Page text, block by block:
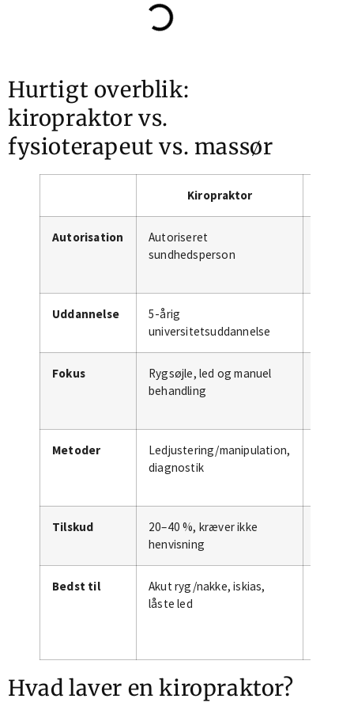
Hurtigt overblik:
kiropraktor vs.
fysioterapeut vs. massør
Kiropraktor
Autorisation
Autoriseret
sundhedsperson
Uddannelse
5-årig
universitetsuddannelse
Fokus
Rygsøjle, led og manuel
behandling
Metoder
Ledjustering/manipulation,
diagnostik
Tilskud
20–40 %, kræver ikke
henvisning
Bedst til
Akut ryg/nakke, iskias,
låste led
Hvad laver en kiropraktor?